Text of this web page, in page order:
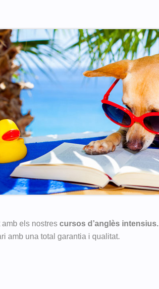
els nostres cursos d’anglès intensius.
amb una total garantia i qualitat.